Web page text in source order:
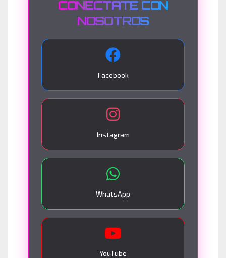
CONÉCTATE CON
NOSOTROS
Facebook
Instagram
WhatsApp
YouTube